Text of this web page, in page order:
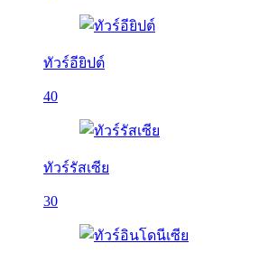
ทัวร์อียิปต์
40
ทัวร์รัสเซีย
30